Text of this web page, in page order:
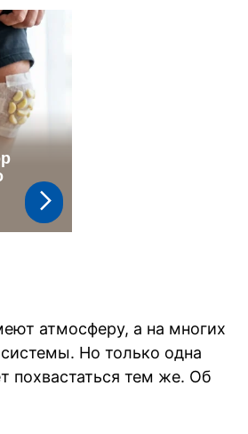
атмосферу, а на многих
Но только одна
похвастаться тем же. Об